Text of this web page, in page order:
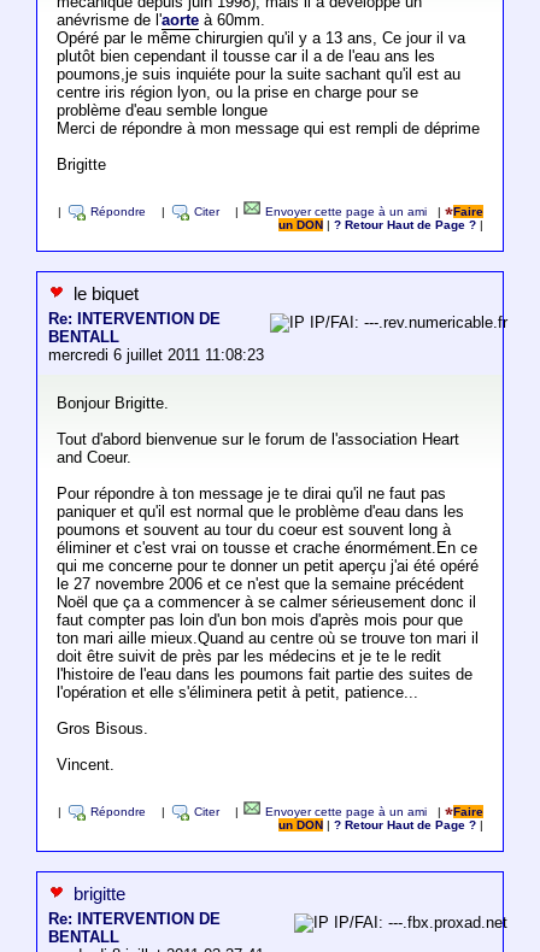
anévrisme de l'aorteà 60mm.
Opéré par le même chirurgien qu'il y a 13 ans, Ce jour il va
plutôt bien cependant il tousse car il a de l'eau ans les
poumons,je suis inquiéte pour la suite sachant qu'il est au
centre iris région lyon, ou la prise en charge pour se
problème d'eau semble longue
Merci de répondre à mon message qui est rempli de déprime
Brigitte
Répondre Citer Envoyer cette page à un ami |
Faire
un DON
|? Retour Haut de Page ?
le biquet
Re: INTERVENTION DE
BENTALL
mercredi 6 juillet 2011 11:08:23
IP/FAI: ---.rev.numericable.fr
Bonjour Brigitte.
Tout d'abord bienvenue sur le forum de l'association Heart
and Coeur.
Pour répondre à ton message je te dirai qu'il ne faut pas
paniquer et qu'il est normal que le problème d'eau dans les
poumons et souvent au tour du coeur est souvent long à
éliminer et c'est vrai on tousse et crache énormément.En ce
qui me concerne pour te donner un petit aperçu j'ai été opéré
le 27 novembre 2006 et ce n'est que la semaine précédent
Noël que ça a commencer à se calmer sérieusement donc il
faut compter pas loin d'un bon mois d'après mois pour que
ton mari aille mieux.Quand au centre où se trouve ton mari il
doit être suivit de près par les médecins et je te le redit
l'histoire de l'eau dans les poumons fait partie des suites de
l'opération et elle s'éliminera petit à petit, patience...
Gros Bisous.
Vincent.
Répondre Citer Envoyer cette page à un ami |
Faire
un DON
|? Retour Haut de Page ?
brigitte
Re: INTERVENTION DE
BENTALL
IP/FAI: ---.fbx.proxad.net